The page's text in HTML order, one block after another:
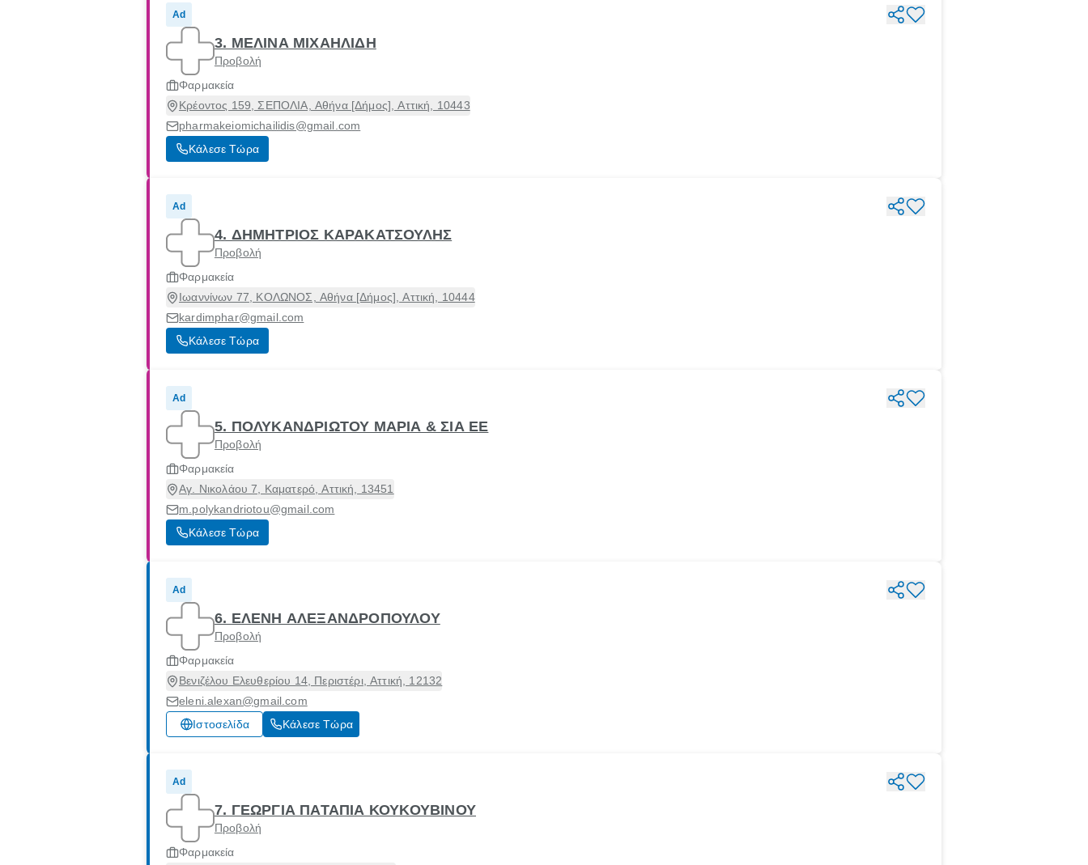
Ad
3. ΜΕΛΙΝΑ ΜΙΧΑΗΛΙΔΗ
Προβολή
Φαρμακεία
Κρέοντος 159, ΣΕΠΟΛΙΑ, Αθήνα [Δήμος], Αττική, 10443
pharmakeiomichailidis@gmail.com
Κάλεσε Τώρα
Ad
4. ΔΗΜΗΤΡΙΟΣ ΚΑΡΑΚΑΤΣΟΥΛΗΣ
Προβολή
Φαρμακεία
Ιωαννίνων 77, ΚΟΛΩΝΟΣ, Αθήνα [Δήμος], Αττική, 10444
kardimphar@gmail.com
Κάλεσε Τώρα
Ad
5. ΠΟΛΥΚΑΝΔΡΙΩΤΟΥ ΜΑΡΙΑ & ΣΙΑ ΕΕ
Προβολή
Φαρμακεία
Αγ. Νικολάου 7, Καματερό, Αττική, 13451
m.polykandriotou@gmail.com
Κάλεσε Τώρα
Ad
6. ΕΛΕΝΗ ΑΛΕΞΑΝΔΡΟΠΟΥΛΟΥ
Προβολή
Φαρμακεία
Βενιζέλου Ελευθερίου 14, Περιστέρι, Αττική, 12132
eleni.alexan@gmail.com
Ιστοσελίδα
Κάλεσε Τώρα
Ad
7. ΓΕΩΡΓΙΑ ΠΑΤΑΠΙΑ ΚΟΥΚΟΥΒΙΝΟΥ
Προβολή
Φαρμακεία